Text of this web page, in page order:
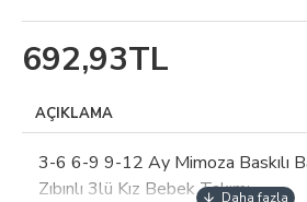
692,93TL
AÇIKLAMA
3-6 6-9 9-12 Ay Mimoza Baskılı
Zıbınlı 3lü Kız Bebek Takımı